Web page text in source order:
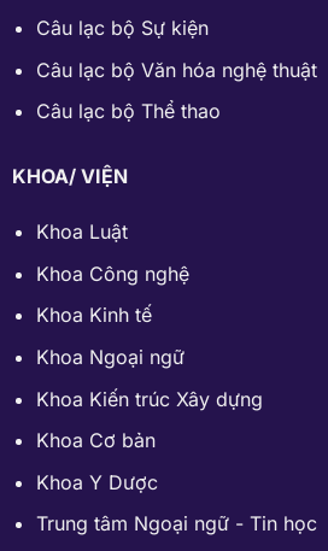
Câu lạc bộ Sự kiện
Câu lạc bộ Văn hóa nghệ thuật
Câu lạc bộ Thể thao
KHOA/ VIỆN
Khoa Luật
Khoa Công nghệ
Khoa Kinh tế
Khoa Ngoại ngữ
Khoa Kiến trúc Xây dựng
Khoa Cơ bản
Khoa Y Dược
Trung tâm Ngoại ngữ - Tin học